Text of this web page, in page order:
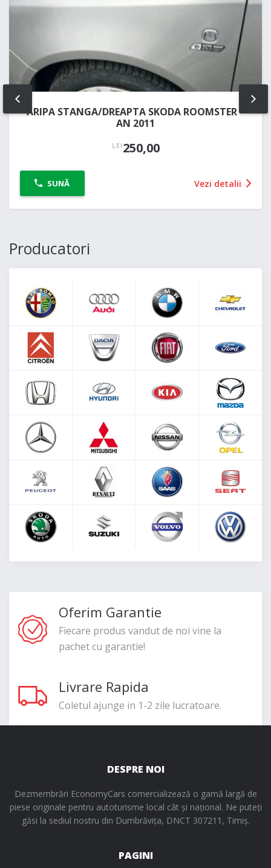
ARIPA STANGA/DREAPTA SKODA ROOMSTER –
AN 2011
LEI250,00
SUNĂ Vezi detalii
PREV
Producatori
Oferim Garantie
Fiecare produs vandut de noi vine la
pachet cu garantie!
Livrare Rapida
Coletul ajunge in 1-2 zile lucratoare.
DESPRE NOI
Dezmembrări EconomyCars comercializează o gamă largă de
piese originale pentru autoturisme local cât și național. Ne puteți
găsi la sediul nostru din Dumbrăvița, DNCT 307211, Timiș.
PAGINI